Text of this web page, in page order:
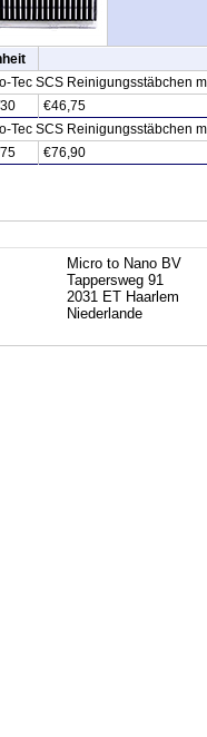
Tec SCS Reinigungsstäbchen
€46,75
Tec SCS Reinigungsstäbchen
€76,90
Micro to Nano BV
Tappersweg 91
2031 ET Haarlem
Niederlande